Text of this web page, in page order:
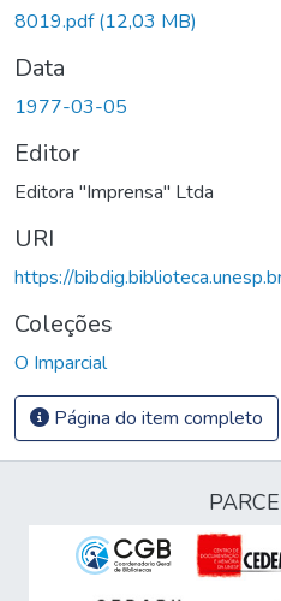
8019.pdf(12,03 MB)
Data
1977-03-05
Editor
Editora "Imprensa" Ltda
URI
https://
Coleções
O Imparcial
Página do item completo